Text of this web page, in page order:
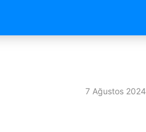
7 Ağustos 2024